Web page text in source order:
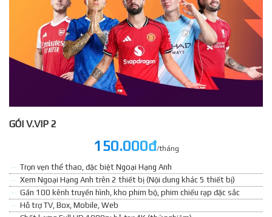
GÓI V.VIP 2
150.000đ/tháng
Trọn vẹn thể thao, đặc biệt Ngoại Hạng Anh
Xem Ngoại Hạng Anh trên 2 thiết bị (Nội dung khác 5 thiết bị)
Gần 100 kênh truyền hình, kho phim bộ, phim chiếu rạp đặc sắc
Hỗ trợ TV, Box, Mobile, Web